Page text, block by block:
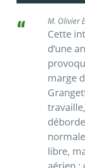
M. Olivier
Cette
d’une
marge
libre,